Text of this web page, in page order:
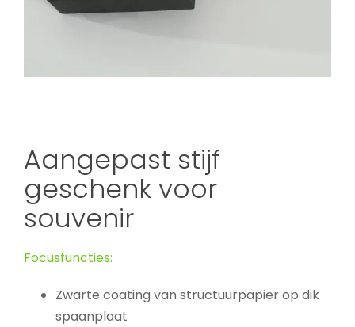
Aangepast stijf
geschenk voor
souvenir
Focusfuncties:
Zwarte coating van structuurpapier op dik
spaanplaat